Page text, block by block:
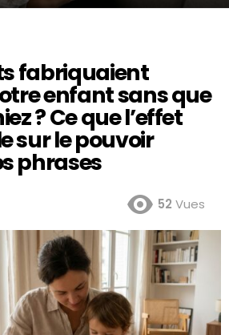
fabriquaient
enfant sans que
? Ce que l’effet
sur le pouvoir
phrases
52 Vues